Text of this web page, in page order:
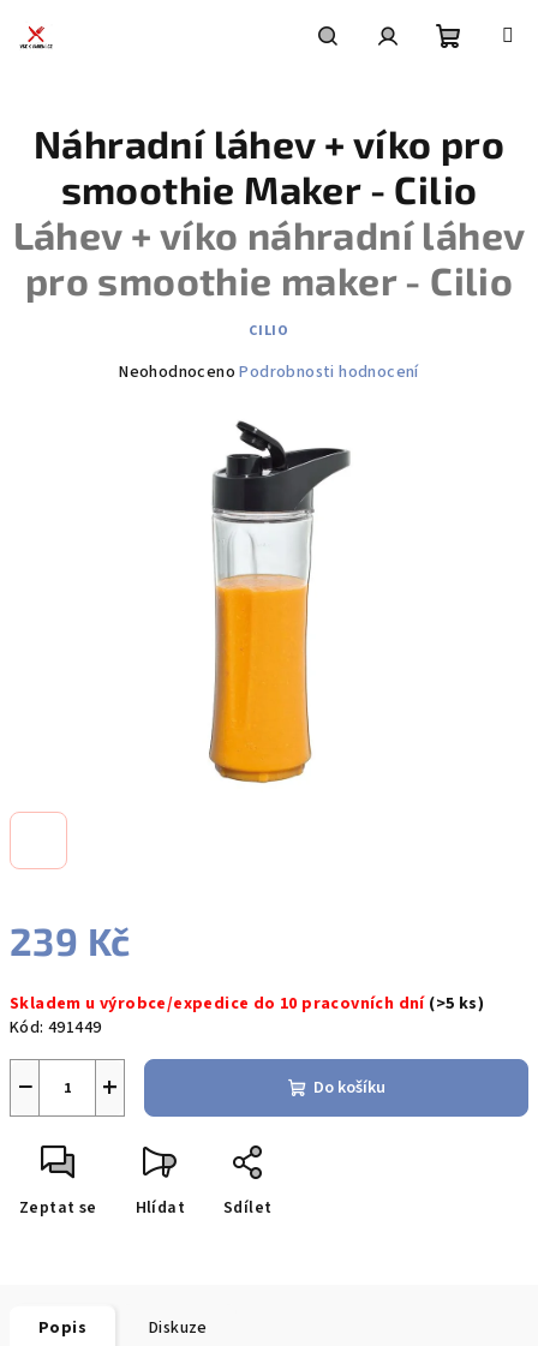
košík
239 Kč
cena:
Skladem u výrobce/expedice do 10 pracovních dní (>5 ks)
Kód: 491449
+
− Do košíku
Zeptat se Hlídat Sdílet
Náhradní láhev + víko pro
smoothie Maker - Cilio
Láhev + víko náhradní láhev
pro smoothie maker - Cilio
CILIO
Průměrné
Neohodnoceno Podrobnosti hodnocení
Popis Diskuze